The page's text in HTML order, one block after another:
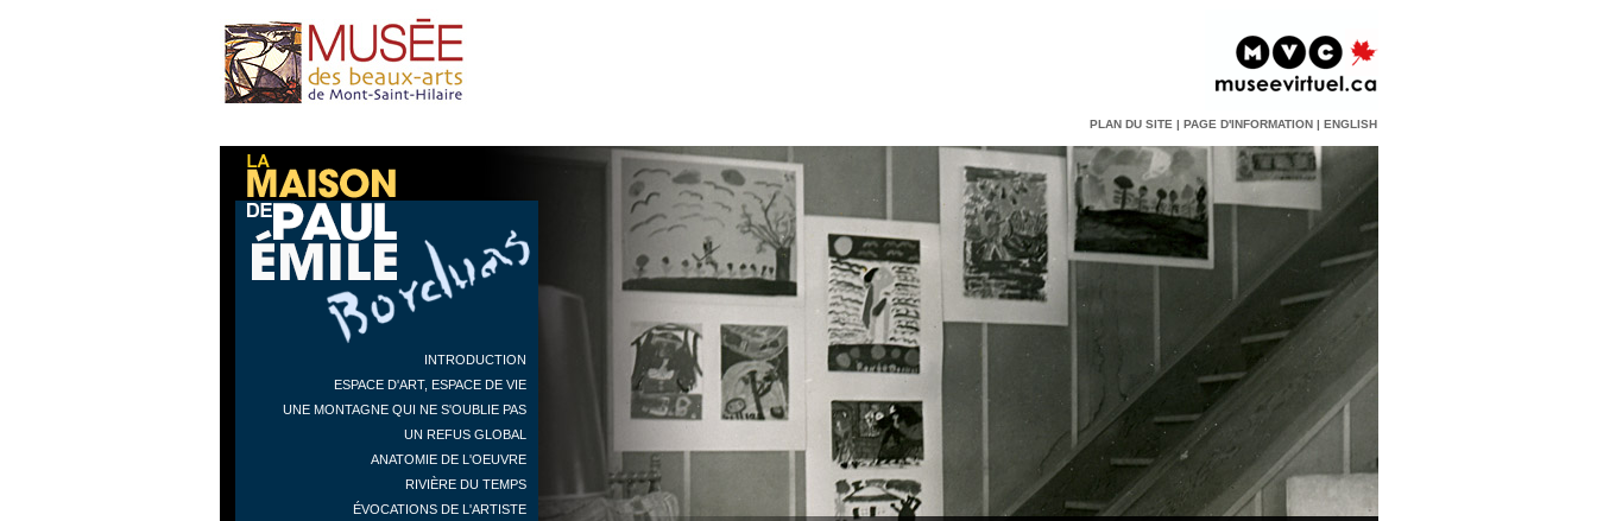
PLAN DU SITE | PAGE D'INFORMATION| ENGLISH
INTRODUCTION
ESPACE D'ART, ESPACE DE VIE
UNE MONTAGNE QUI NE S'OUBLIE PAS
UN REFUS GLOBAL
ANATOMIE DE L'OEUVRE
RIVIÈRE DU TEMPS
ÉVOCATIONS DE L'ARTISTE